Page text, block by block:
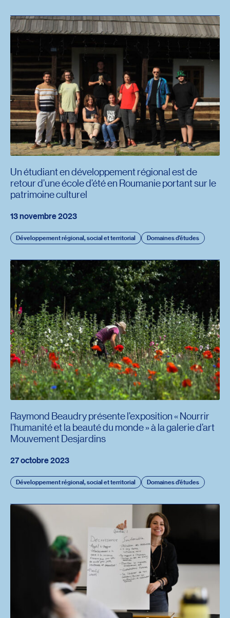
13 novembre 2023
Développement régional, social et territorial Domaines d'études
Un étudiant en développement régional est de
retour d’une école d’été en Roumanie portant sur le
patrimoine culturel
27 octobre 2023
Développement régional, social et territorial Domaines d'études
Raymond Beaudry présente l’exposition « Nourrir
l’humanité et la beauté du monde » à la galerie d’art
Mouvement Desjardins